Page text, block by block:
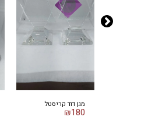
מגן דוד קריסטל
₪180